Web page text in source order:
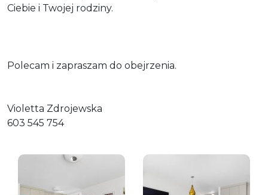
Ciebie i Twojej rodziny.
Polecam i zapraszam do obejrzenia.
Violetta Zdrojewska
603 545 754